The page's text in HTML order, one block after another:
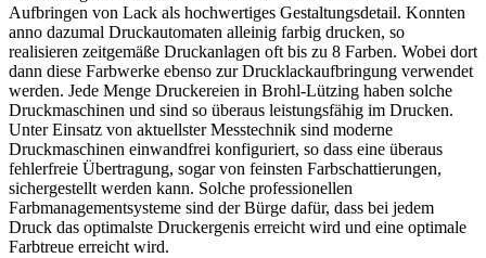
Aufbringen von Lack als hochwertiges Gestaltungsdetail. Konnten
anno dazumal Druckautomaten alleinig farbig drucken, so
realisieren zeitgemäße Druckanlagen oft bis zu 8 Farben. Wobei dort
dann diese Farbwerke ebenso zur Drucklackaufbringung verwendet
werden. Jede Menge Druckereien in Brohl-Lützing haben solche
Druckmaschinen und sind so überaus leistungsfähig im Drucken.
Unter Einsatz von aktuellster Messtechnik sind moderne
Druckmaschinen einwandfrei konfiguriert, so dass eine überaus
fehlerfreie Übertragung, sogar von feinsten Farbschattierungen,
sichergestellt werden kann. Solche professionellen
Farbmanagementsysteme sind der Bürge dafür, dass bei jedem
Druck das optimalste Druckergenis erreicht wird und eine optimale
Farbtreue erreicht wird.